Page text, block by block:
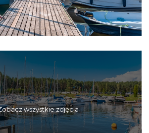
wszystkie zdjęcia